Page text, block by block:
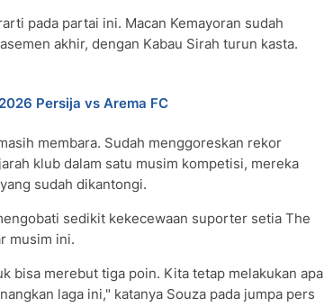
pada partai ini. Macan Kemayoran sudah
akhir, dengan Kabau Sirah turun kasta.
Persija vs Arema FC
membara. Sudah menggoreskan rekor
klub dalam satu musim kompetisi, mereka
sudah dikantongi.
sedikit kekecewaan suporter setia The
musim ini.
bisa merebut tiga poin. Kita tetap melakukan apa
laga ini," katanya Souza pada jumpa pers